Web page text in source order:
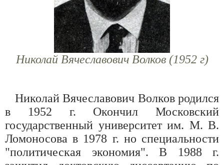
Николай Вячеславович Волков (1952 г)
Николай Вячеславович Волков родился
в 1952 г. Окончил Московский
государственный университет им. М. В.
Ломоносова в 1978 г. но специальности
"политическая экономия". В 1988 г.